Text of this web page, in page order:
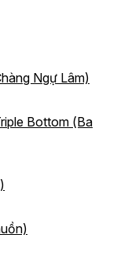
Ngự Lâm)
Bottom (Ba